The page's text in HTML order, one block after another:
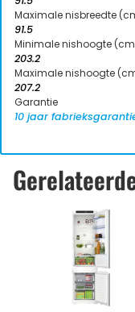
Maximale nisbreedte
91.5
Minimale nishoogte
203.2
Maximale nishoogte
207.2
Garantie
10 jaar